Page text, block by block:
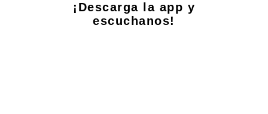
¡Descarga la app y
escuchanos!